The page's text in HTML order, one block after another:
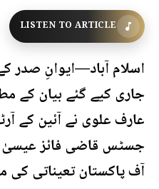
LISTEN TO ARTICLE
اسلام آباد—ایوانِ
جاری کیے گئے بیان کے
جسٹس قاضی فائز
آف پاکستان تعیناتی